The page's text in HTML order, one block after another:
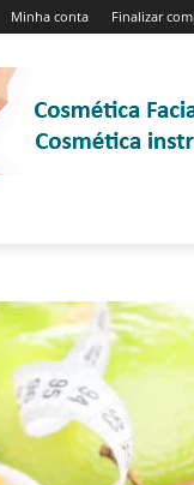
Minha conta Finalizar